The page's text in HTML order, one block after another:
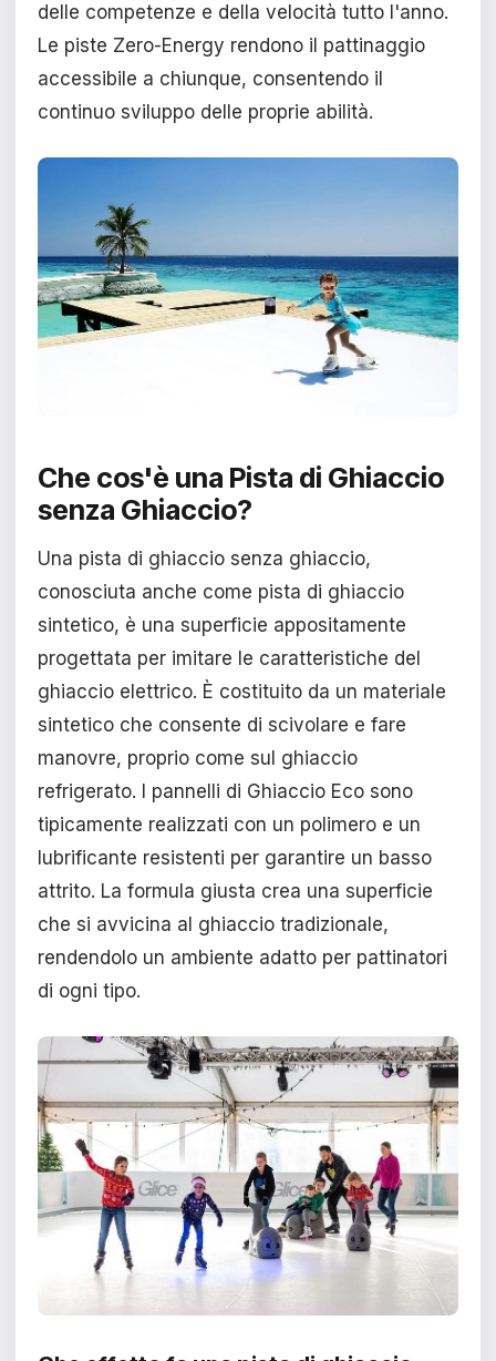
delle competenze e della velocità tutto l'anno.
Le piste Zero-Energy rendono il pattinaggio
accessibile a chiunque, consentendo il
continuo sviluppo delle proprie abilità.
Che cos'è una Pista di Ghiaccio
senza Ghiaccio?
Una pista di ghiaccio senza ghiaccio,
conosciuta anche come pista di ghiaccio
sintetico, è una superficie appositamente
progettata per imitare le caratteristiche del
ghiaccio elettrico. È costituito da un materiale
sintetico che consente di scivolare e fare
manovre, proprio come sul ghiaccio
refrigerato. I pannelli di Ghiaccio Eco sono
tipicamente realizzati con un polimero e un
lubrificante resistenti per garantire un basso
attrito. La formula giusta crea una superficie
che si avvicina al ghiaccio tradizionale,
rendendolo un ambiente adatto per pattinatori
di ogni tipo.